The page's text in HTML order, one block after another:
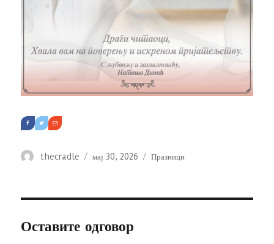
Аутор
thecradle Објављено
мај 30, 2026 Категорије
Празници
Оставите одговор